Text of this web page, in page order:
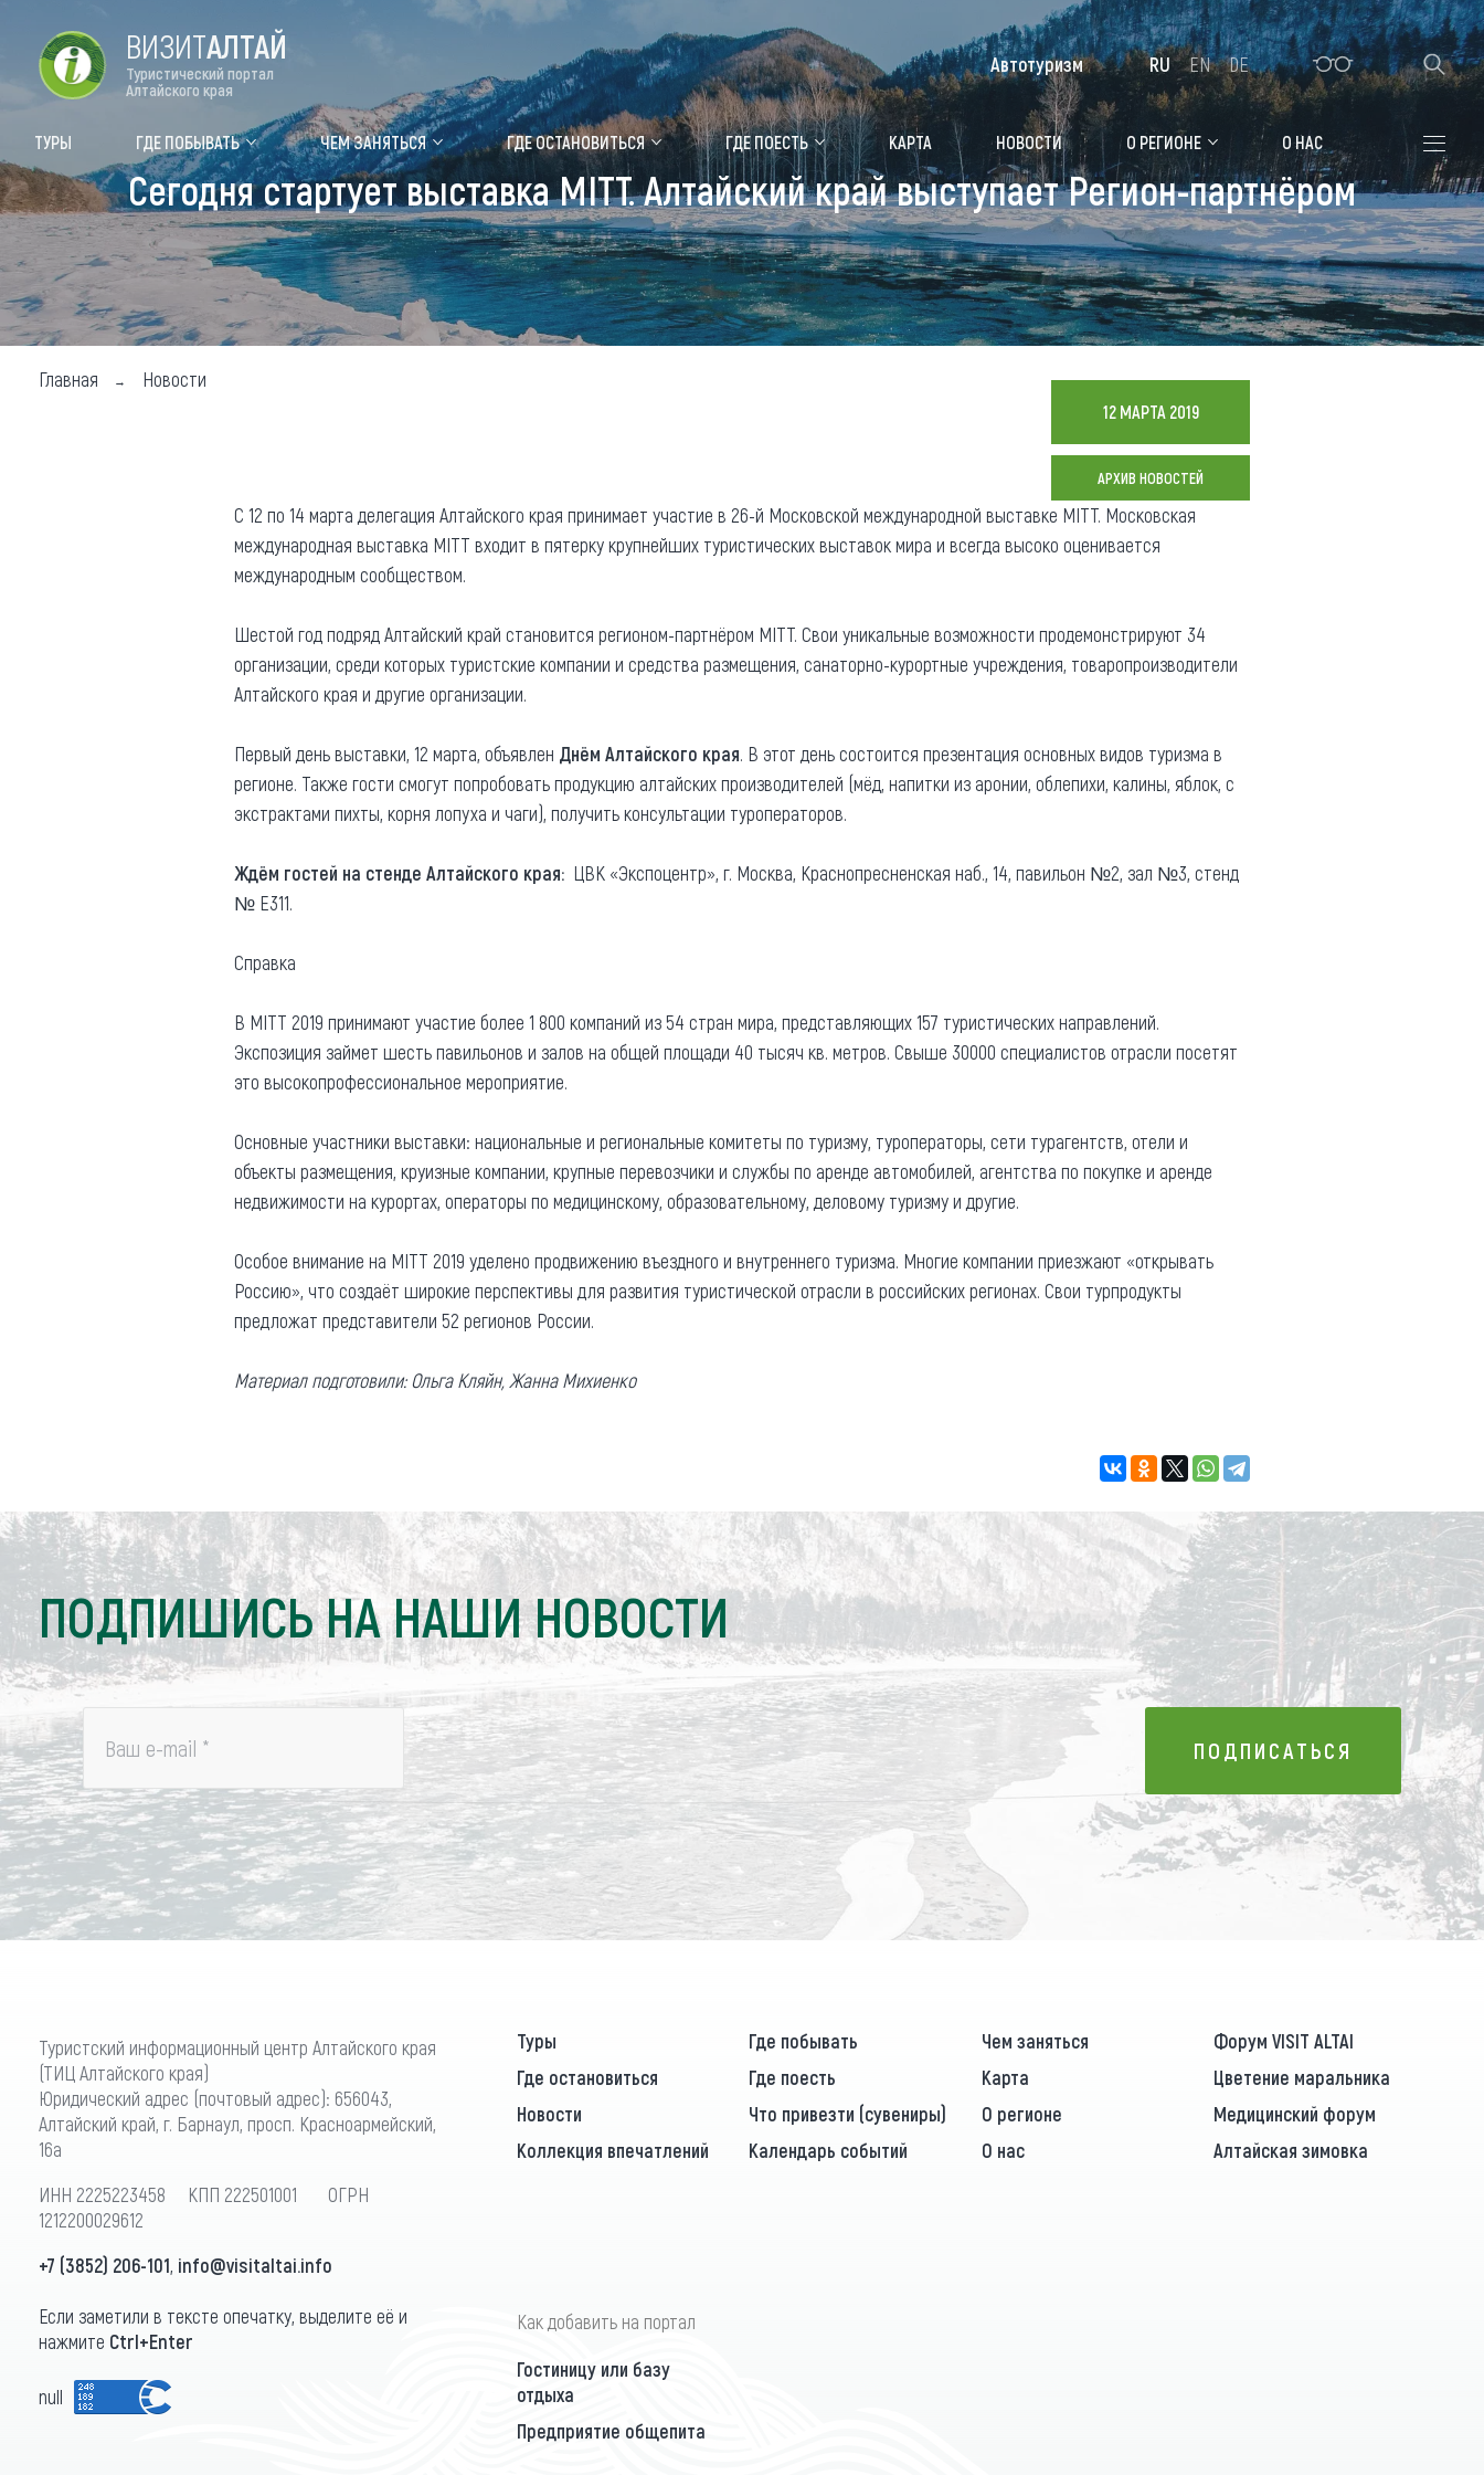
Цветение маральника Медицинский форум Алтайская зимовка
Туры Где побывать
Объекты природы
Объекты истории и культуры
Объекты развлечений
Чем заняться
Календарь событий
Аудиогид
Мой маршрут
Где остановиться
Санатории
Гостиницы, отели
Коттеджи, базы
Сельские усадьбы
Мотели, придорожные отели
Карта
Новости
Что привезти (сувениры)
О регионе
Люди, прославившие Алтай
Коллекция впечатлений
Фотогалерея
Другие рубрики
Реестр туроператоров
агентств Алтайского края
Противодействие коррупции
ВИЗИТАЛТАЙ
Туристический портал
Алтайского края
ТУРЫ ГДЕ ПОБЫВАТЬ ЧЕМ ЗАНЯТЬСЯ ГДЕ ОСТАНОВИТЬСЯ ГДЕ ПОЕСТЬ КАРТА НОВОСТИ О РЕГИОНЕ О НАС
Автотуризм RU EN DE
Сегодня стартует выставка MITT. Алтайский край выступает Регион-партнёром
Главная Новости
12 МАРТА 2019
АРХИВ НОВОСТЕЙ
С 12 по 14 марта делегация Алтайского края принимает участие в 26-й Московской международной выставке MITT. Московская
международная выставка MITT входит в пятерку крупнейших туристических выставок мира и всегда высоко оценивается
международным сообществом.
Шестой год подряд Алтайский край становится регионом-партнёром MITT. Свои уникальные возможности продемонстрируют 34
организации, среди которых туристские компании и средства размещения, санаторно-курортные учреждения, товаропроизводители
Алтайского края и другие организации.
Первый день выставки, 12 марта, объявлен Днём Алтайского края. В этот день состоится презентация основных видов туризма в
регионе. Также гости смогут попробовать продукцию алтайских производителей (мёд, напитки из аронии, облепихи, калины, яблок, с
экстрактами пихты, корня лопуха и чаги), получить консультации туроператоров.
Ждём гостей на стенде Алтайского края: ЦВК «Экспоцентр», г. Москва, Краснопресненская наб., 14, павильон №2, зал №3, стенд
№ E311.
Справка
В MITT 2019 принимают участие более 1 800 компаний из 54 стран мира, представляющих 157 туристических направлений.
Экспозиция займет шесть павильонов и залов на общей площади 40 тысяч кв. метров. Свыше 30000 специалистов отрасли посетят
это высокопрофессиональное мероприятие.
Основные участники выставки: национальные и региональные комитеты по туризму, туроператоры, сети турагентств, отели и
объекты размещения, круизные компании, крупные перевозчики и службы по аренде автомобилей, агентства по покупке и аренде
недвижимости на курортах, операторы по медицинскому, образовательному, деловому туризму и другие.
Особое внимание на MITT 2019 уделено продвижению въездного и внутреннего туризма. Многие компании приезжают «открывать
Россию», что создаёт широкие перспективы для развития туристической отрасли в российских регионах. Свои турпродукты
предложат представители 52 регионов России.
Материал подготовили: Ольга Кляйн, Жанна Михиенко
ПОДПИШИСЬ НА НАШИ НОВОСТИ
Ваш e-mail * ПОДПИСАТЬСЯ
ПОДПИСАТЬСЯ
Туристский информационный центр Алтайского края
(ТИЦ Алтайского края)
Юридический адрес (почтовый адрес): 656043,
Алтайский край, г. Барнаул, просп. Красноармейский,
16а
ИНН 2225223458 КПП 222501001 ОГРН
1212200029612
+7 (3852) 206-101, info@visitaltai.info
Если заметили в тексте опечатку, выделите её и
нажмите Ctrl+Enter
null
Туры Где побывать Чем заняться
Форум VISIT ALTAI
Где остановиться
Где поесть Карта
Цветение маральника
Новости
Что привезти (сувениры) О регионе
Медицинский форум
Коллекция впечатлений
Календарь событий О нас Алтайская зимовка
Как добавить на портал
Гостиницу или базу
отдыха
Предприятие общепита